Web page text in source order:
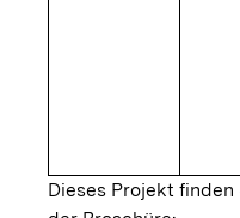
Dieses Projekt